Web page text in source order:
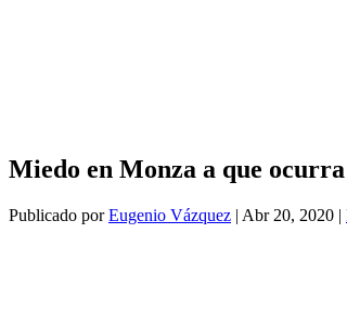
Miedo en Monza a que
Publicado porEugenio Vázquez | Abr 20, 2020 |